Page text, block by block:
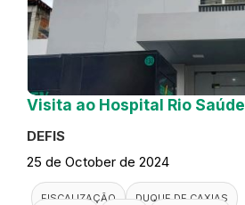
Visita ao Hospital Rio Saúde
DEFIS
25 de October de 2024
FISCALIZAÇÃO
DUQUE DE CAXIAS